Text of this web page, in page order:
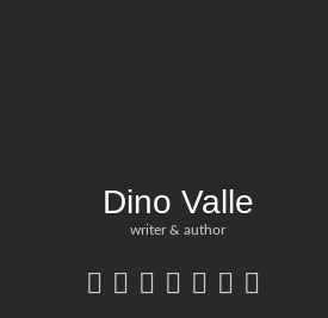
Dino Valle
writer & author
twitter
bluesky
facebook
linkedin
pinterest
amazon